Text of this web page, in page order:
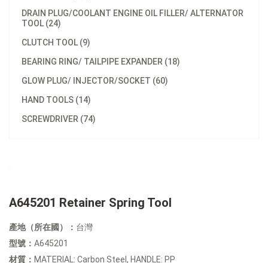
DRAIN PLUG/COOLANT ENGINE OIL FILLER/ ALTERNATOR
TOOL (24)
CLUTCH TOOL (9)
BEARING RING/ TAILPIPE EXPANDER (18)
GLOW PLUG/ INJECTOR/SOCKET (60)
HAND TOOLS (14)
SCREWDRIVER (74)
A645201 Retainer Spring Tool
產地（所在國）： 台灣
型號： A645201
材質： MATERIAL: Carbon Steel, HANDLE: PP